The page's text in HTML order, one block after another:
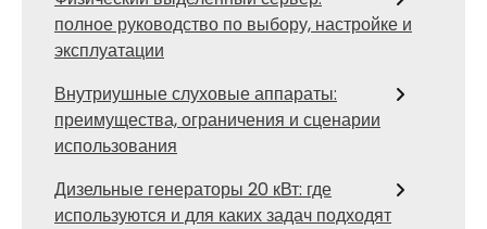
полное руководство по выбору, настройке и
эксплуатации
Внутриушные слуховые аппараты:
преимущества, ограничения и сценарии
использования
Дизельные генераторы 20 кВт: где
используются и для каких задач подходят